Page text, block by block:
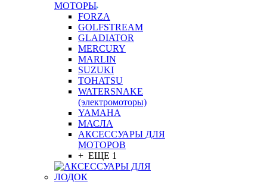
МОТОРЫ
FORZA
GOLFSTREAM
GLADIATOR
MERCURY
MARLIN
SUZUKI
TOHATSU
WATERSNAKE
(электромоторы)
YAMAHA
МАСЛА
АКСЕССУАРЫ ДЛЯ
МОТОРОВ
+ ЕЩЕ 1